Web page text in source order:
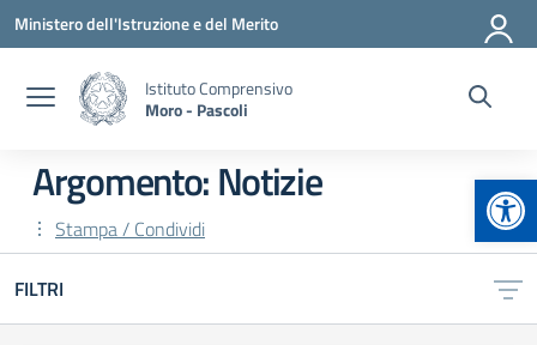
Vai ai contenuti
Vai al menu di navigazione
Vai al footer
Ministero dell'Istruzione e del Merito
Istituto Comprensivo
Moro - Pascoli
Argomento: Notizie
Stampa / Condividi
FILTRI